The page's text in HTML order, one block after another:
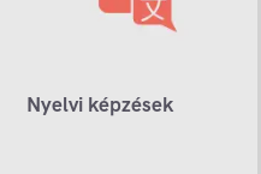
Nyelvi képzések